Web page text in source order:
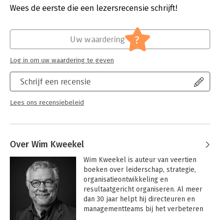
Verschijningsdatum:
23-9-2020
Communicatie en media
RGO Academy
Wees de eerste die een lezersrecensie schrijft!
Schrijf een recensie
Lees ons recensiebeleid
Uw waardering ?
Log in om uw waardering te geven
Over Wim Kweekel
Wim Kweekel is auteur van veertien
boeken over leiderschap, strategie,
organisatieontwikkeling en
resultaatgericht organiseren. Al meer
dan 30 jaar helpt hij directeuren en
managementteams bij het verbeteren